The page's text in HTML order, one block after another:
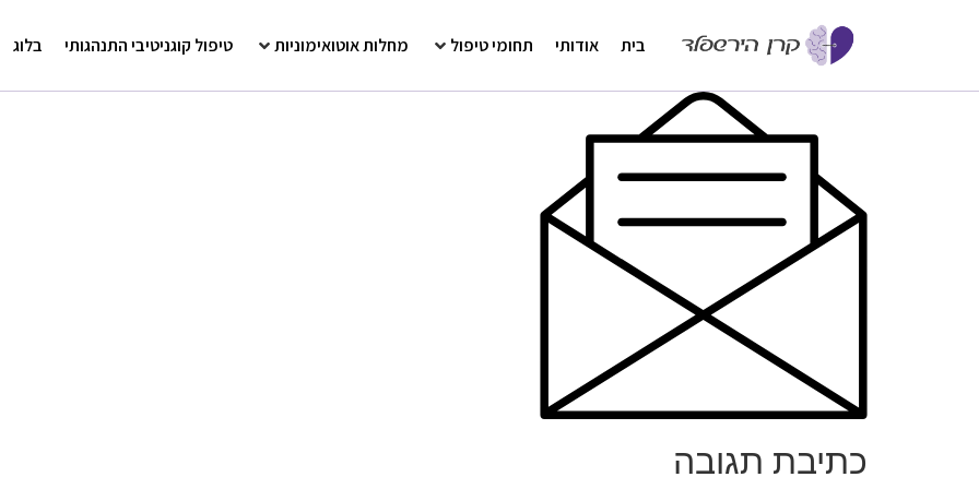
בית אודותי תחומי טיפול מחלות אוטואימוניות טיפול קוגניטיבי התנהגותי בלוג
כתיבת תגובה